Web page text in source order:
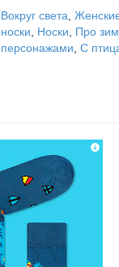
Вокруг света
носки
Носки Про
персонажами С